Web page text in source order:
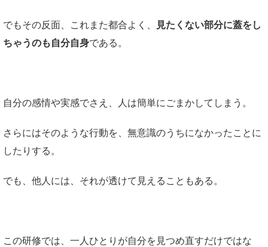
でもその反面、これまた都合よく、
見たくない部分に蓋をし
ちゃうのも自分自身である。
自分の感情や実感でさえ、人は簡単にごまかしてしまう。
さらにはそのような行動を、無意識のうちになかったことに
したりする。
でも、他人には、それが透けて見えることもある。
この研修では、一人ひとりが自分を見つめ直すだけではな